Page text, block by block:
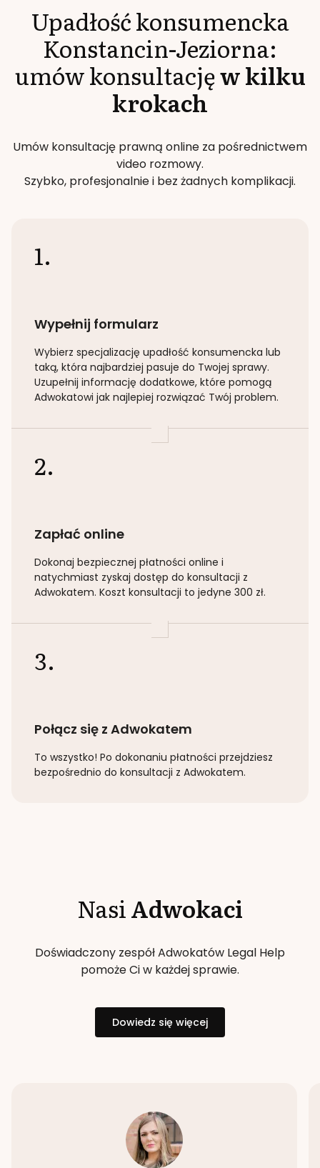
Upadłość konsumencka
Konstancin-Jeziorna:
umów konsultacjęw kilku
krokach
Umów konsultację prawną online za pośrednictwem
video rozmowy.
Szybko, profesjonalnie i bez żadnych komplikacji.
1.
Wypełnij formularz
Wybierz specjalizację upadłość konsumencka lub
taką, która najbardziej pasuje do Twojej sprawy.
Uzupełnij informację dodatkowe, które pomogą
Adwokatowi jak najlepiej rozwiązać Twój problem.
2.
Zapłać online
Dokonaj bezpiecznej płatności online i
natychmiast zyskaj dostęp do konsultacji z
Adwokatem. Koszt konsultacji to jedyne 300 zł.
3.
Połącz się z Adwokatem
To wszystko! Po dokonaniu płatności przejdziesz
bezpośrednio do konsultacji z Adwokatem.
NasiAdwokaci
Doświadczony zespół Adwokatów Legal Help
pomoże Ci w każdej sprawie.
Dowiedz się więcej